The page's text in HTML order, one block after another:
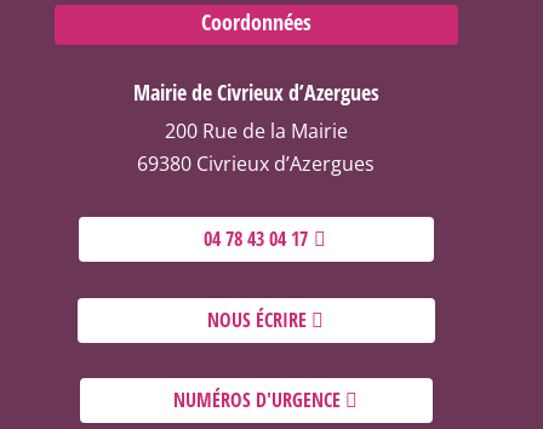
Coordonnées
Mairie de Civrieux d’Azergues
200 Rue de la Mairie
69380 Civrieux d’Azergues
04 78 43 04 17
NOUS ÉCRIRE
NUMÉROS D'URGENCE